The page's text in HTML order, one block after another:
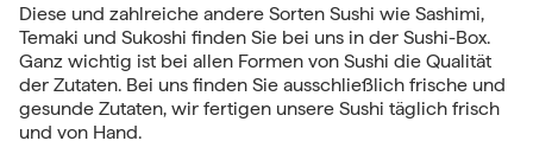
Diese und zahlreiche andere Sorten Sushi wie Sashimi,
Temaki und Sukoshi finden Sie bei uns in der Sushi-Box.
Ganz wichtig ist bei allen Formen von Sushi die Qualität
der Zutaten. Bei uns finden Sie ausschließlich frische und
gesunde Zutaten, wir fertigen unsere Sushi täglich frisch
und von Hand.